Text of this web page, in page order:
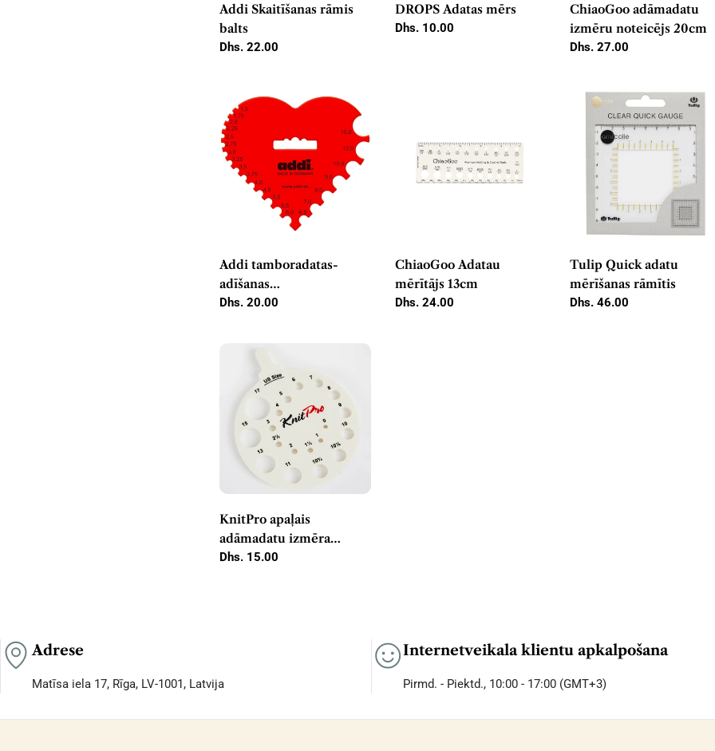
Addi Skaitīšanas rāmis
balts
Parastā
Dhs. 22.00
DROPS Adatas mērs
Parastā
Dhs. 10.00
ChiaoGoo adāmadatu
izmēru noteicējs 20cm
Parastā
Dhs. 27.00
Addi tamboradatas-
adīšanas
mērinstrumenta sirds
Parastā
Dhs. 20.00
ChiaoGoo Adatau
mērītājs 13cm
Parastā
Dhs. 24.00
Tulip Quick adatu
mērīšanas rāmītis
Parastā
Dhs. 46.00
KnitPro apaļais
adāmadatu izmēra
noteicējs ekrū krāsā
Parastā
Dhs. 15.00
Adrese
Matīsa iela 17, Rīga, LV-1001, Latvija
Internetveikala klientu apkalpošana
Pirmd. - Piektd., 10:00 - 17:00 (GMT+3)